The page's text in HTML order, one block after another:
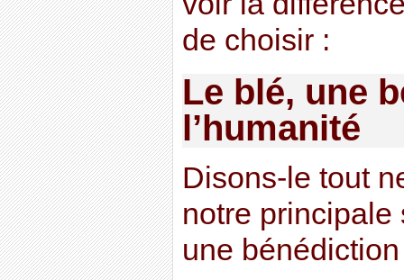
de choisir :
Le blé, une
l’humanité
Disons-le tout
notre principale
une